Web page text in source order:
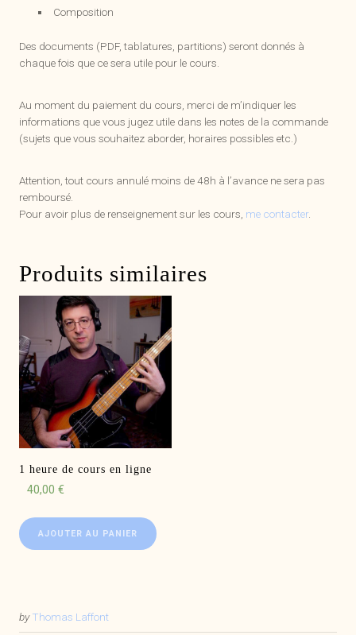
Composition
Des documents (PDF, tablatures, partitions) seront donnés à
chaque fois que ce sera utile pour le cours.
Au moment du paiement du cours, merci de m’indiquer les
informations que vous jugez utile dans les notes de la commande
(sujets que vous souhaitez aborder, horaires possibles etc.)
Attention, tout cours annulé moins de 48h à l’avance ne sera pas
remboursé.
Pour avoir plus de renseignement sur les cours, me contacter.
Produits similaires
1 heure de cours en ligne
40,00 €
AJOUTER AU PANIER
by Thomas Laffont